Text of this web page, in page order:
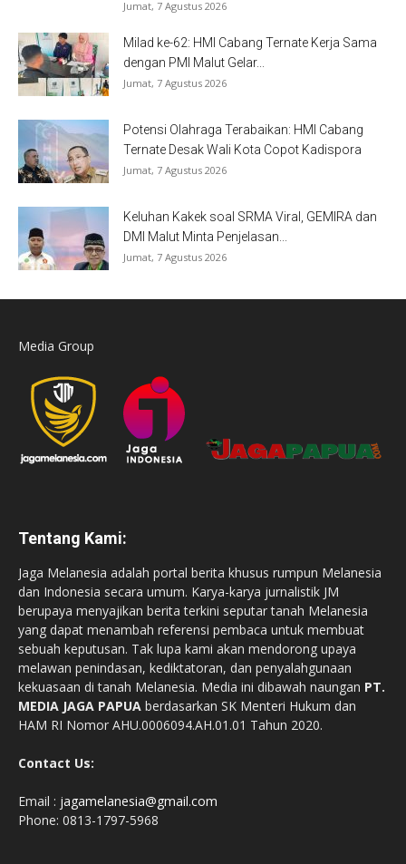
Jumat, 7 Agustus 2026
Milad ke-62: HMI Cabang Ternate Kerja Sama
dengan PMI Malut Gelar...
Jumat, 7 Agustus 2026
Potensi Olahraga Terabaikan: HMI Cabang
Ternate Desak Wali Kota Copot Kadispora
Jumat, 7 Agustus 2026
Keluhan Kakek soal SRMA Viral, GEMIRA dan
DMI Malut Minta Penjelasan...
Jumat, 7 Agustus 2026
Media Group
Tentang Kami:
Jaga Melanesia adalah portal berita khusus rumpun Melanesia
dan Indonesia secara umum. Karya-karya jurnalistik JM
berupaya menyajikan berita terkini seputar tanah Melanesia
yang dapat menambah referensi pembaca untuk membuat
sebuah keputusan. Tak lupa kami akan mendorong upaya
melawan penindasan, kediktatoran, dan penyalahgunaan
kekuasaan di tanah Melanesia. Media ini dibawah naungan PT.
MEDIA JAGA PAPUA berdasarkan SK Menteri Hukum dan
HAM RI Nomor AHU.0006094.AH.01.01 Tahun 2020.
Contact Us:
Email : jagamelanesia@gmail.com
Phone: 0813-1797-5968